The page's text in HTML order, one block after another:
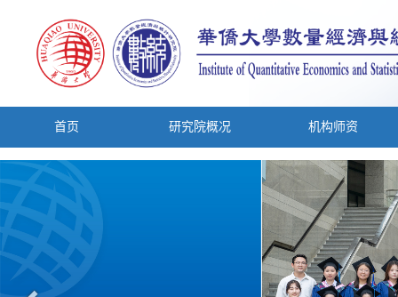
首页 研究院概况 机构师资